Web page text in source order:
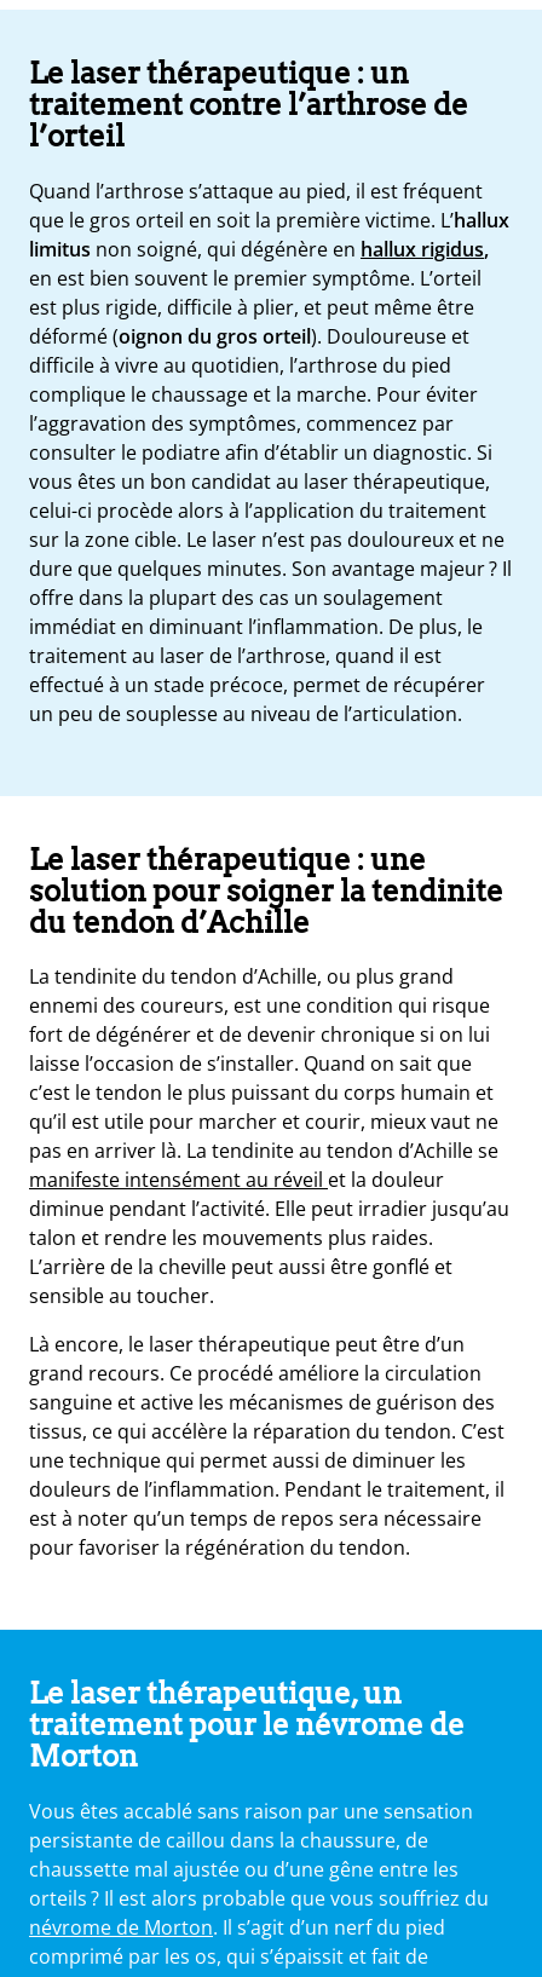
Le laser thérapeutique : un
traitement contre l’arthrose de
l’orteil
Quand l’arthrose s’attaque au pied, il est fréquent
que le gros orteil en soit la première victime. L’hallux
limitus non soigné, qui dégénère en hallux rigidus,
en est bien souvent le premier symptôme. L’orteil
est plus rigide, difficile à plier, et peut même être
déformé (oignon du gros orteil). Douloureuse et
difficile à vivre au quotidien, l’arthrose du pied
complique le chaussage et la marche. Pour éviter
l’aggravation des symptômes, commencez par
consulter le podiatre afin d’établir un diagnostic. Si
vous êtes un bon candidat au laser thérapeutique,
celui-ci procède alors à l’application du traitement
sur la zone cible. Le laser n’est pas douloureux et ne
dure que quelques minutes. Son avantage majeur ? Il
offre dans la plupart des cas un soulagement
immédiat en diminuant l’inflammation. De plus, le
traitement au laser de l’arthrose, quand il est
effectué à un stade précoce, permet de récupérer
un peu de souplesse au niveau de l’articulation.
Le laser thérapeutique : une
solution pour soigner la tendinite
du tendon d’Achille
La tendinite du tendon d’Achille, ou plus grand
ennemi des coureurs, est une condition qui risque
fort de dégénérer et de devenir chronique si on lui
laisse l’occasion de s’installer. Quand on sait que
c’est le tendon le plus puissant du corps humain et
qu’il est utile pour marcher et courir, mieux vaut ne
pas en arriver là. La tendinite au tendon d’Achille se
manifeste intensément au réveil et la douleur
diminue pendant l’activité. Elle peut irradier jusqu’au
talon et rendre les mouvements plus raides.
L’arrière de la cheville peut aussi être gonflé et
sensible au toucher.
Là encore, le laser thérapeutique peut être d’un
grand recours. Ce procédé améliore la circulation
sanguine et active les mécanismes de guérison des
tissus, ce qui accélère la réparation du tendon. C’est
une technique qui permet aussi de diminuer les
douleurs de l’inflammation. Pendant le traitement, il
est à noter qu’un temps de repos sera nécessaire
pour favoriser la régénération du tendon.
Le laser thérapeutique, un
traitement pour le névrome de
Morton
Vous êtes accablé sans raison par une sensation
persistante de caillou dans la chaussure, de
chaussette mal ajustée ou d’une gêne entre les
orteils ? Il est alors probable que vous souffriez du
névrome de Morton. Il s’agit d’un nerf du pied
comprimé par les os, qui s’épaissit et fait de